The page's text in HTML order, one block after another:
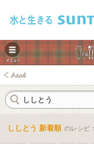
ししとう 新着順 のレシピ：